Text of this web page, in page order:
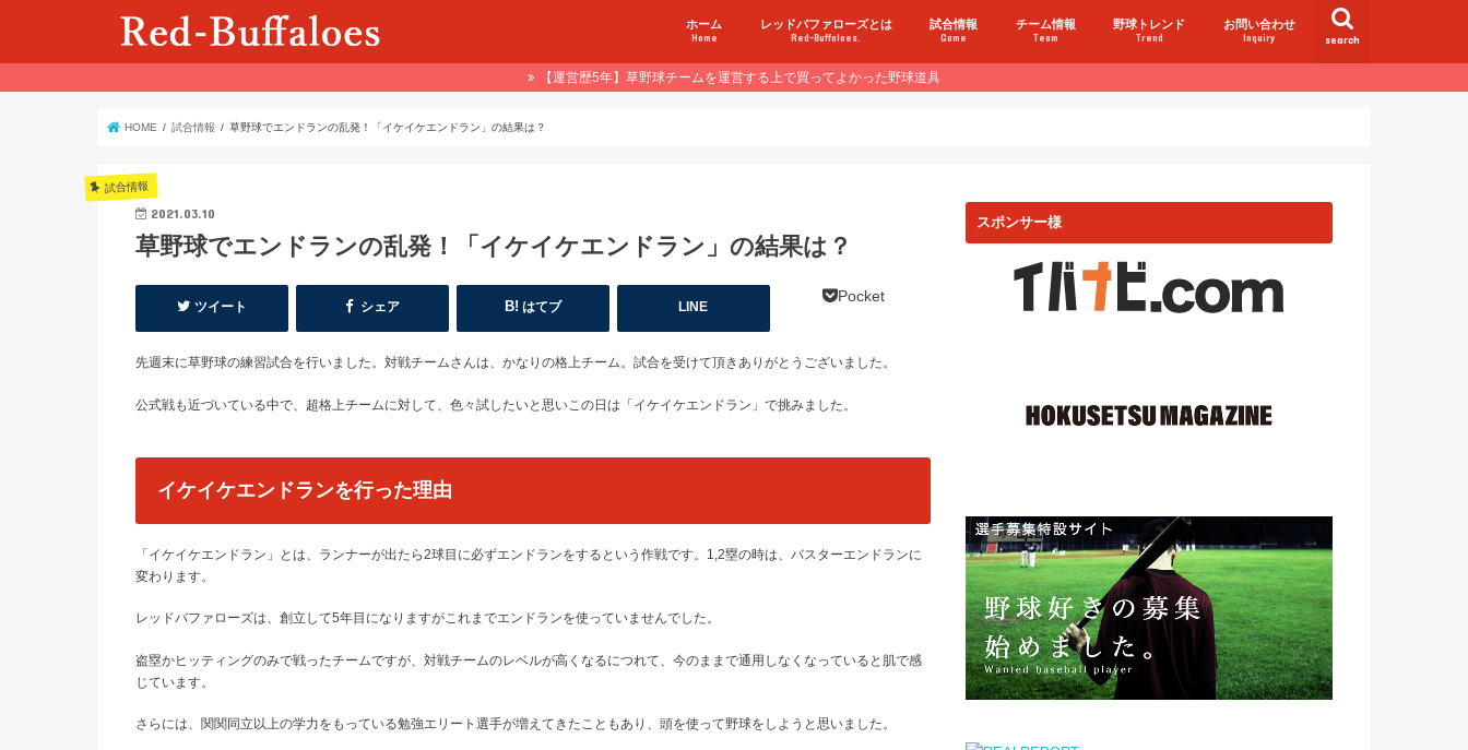
search
ホーム
Home
レッドバファローズとは
Red-Buffaloes.
試合情報
Game
チーム情報
Team
野球トレンド
Trend
お問い合わせ
Inquiry
【運営歴5年】草野球チームを運営する上で買ってよかった野球道具
HOME 試合情報 草野球でエンドランの乱発！「イケイケエンドラン」の結果は？
試合情報
2021.03.10
草野球でエンドランの乱発！「イケイケエンドラン」の結果は？
ツイート シェア はてブ LINE
Pocket
先週末に草野球の練習試合を行いました。対戦チームさんは、かなりの格上チーム。試合を受けて頂きありがとうございました。
公式戦も近づいている中で、超格上チームに対して、色々試したいと思いこの日は「イケイケエンドラン」で挑みました。
イケイケエンドランを行った理由
「イケイケエンドラン」とは、ランナーが出たら2球目に必ずエンドランをするという作戦です。1,2塁の時は、バスターエンドランに
変わります。
レッドバファローズは、創立して5年目になりますがこれまでエンドランを使っていませんでした。
盗塁かヒッティングのみで戦ったチームですが、対戦チームのレベルが高くなるにつれて、今のままで通用しなくなっていると肌で感
じています。
さらには、関関同立以上の学力をもっている勉強エリート選手が増えてきたこともあり、頭を使って野球をしようと思いました。
スポンサー様